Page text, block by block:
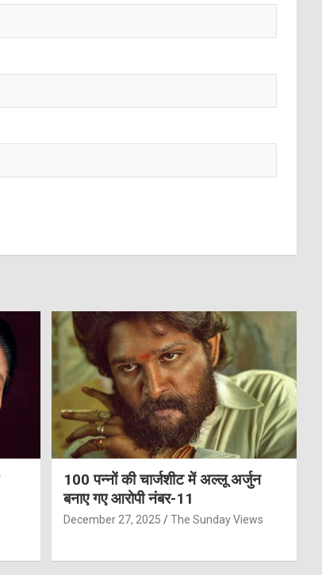
100 पन्नों की चार्जशीट में अल्लू अर्जुन
बनाए गए आरोपी नंबर-11
December 27, 2025 The Sunday Views